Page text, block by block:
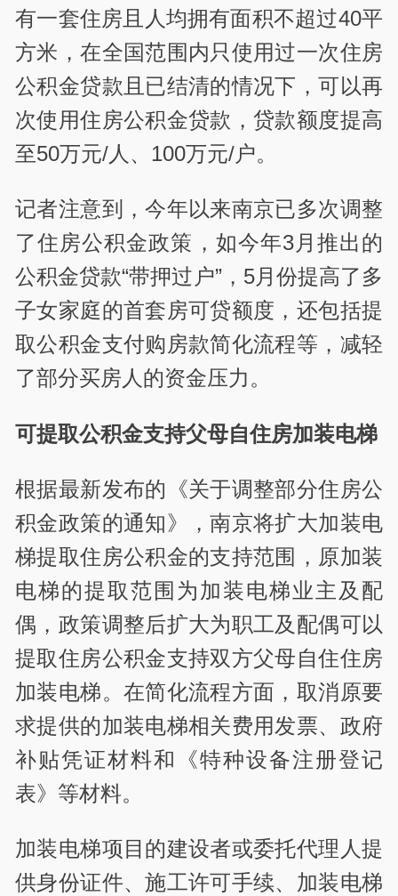
有一套住房且人均拥有面积不超过40平
方米，在全国范围内只使用过一次住房
公积金贷款且已结清的情况下，可以再
次使用住房公积金贷款，贷款额度提高
至50万元/人、100万元/户。
记者注意到，今年以来南京已多次调整
了住房公积金政策，如今年3月推出的
公积金贷款“带押过户”，5月份提高了多
子女家庭的首套房可贷额度，还包括提
取公积金支付购房款简化流程等，减轻
了部分买房人的资金压力。
可提取公积金支持父母自住房加装电梯
根据最新发布的《关于调整部分住房公
积金政策的通知》，南京将扩大加装电
梯提取住房公积金的支持范围，原加装
电梯的提取范围为加装电梯业主及配
偶，政策调整后扩大为职工及配偶可以
提取住房公积金支持双方父母自住住房
加装电梯。在简化流程方面，取消原要
求提供的加装电梯相关费用发票、政府
补贴凭证材料和《特种设备注册登记
表》等材料。
加装电梯项目的建设者或委托代理人提
供身份证件、施工许可手续、加装电梯